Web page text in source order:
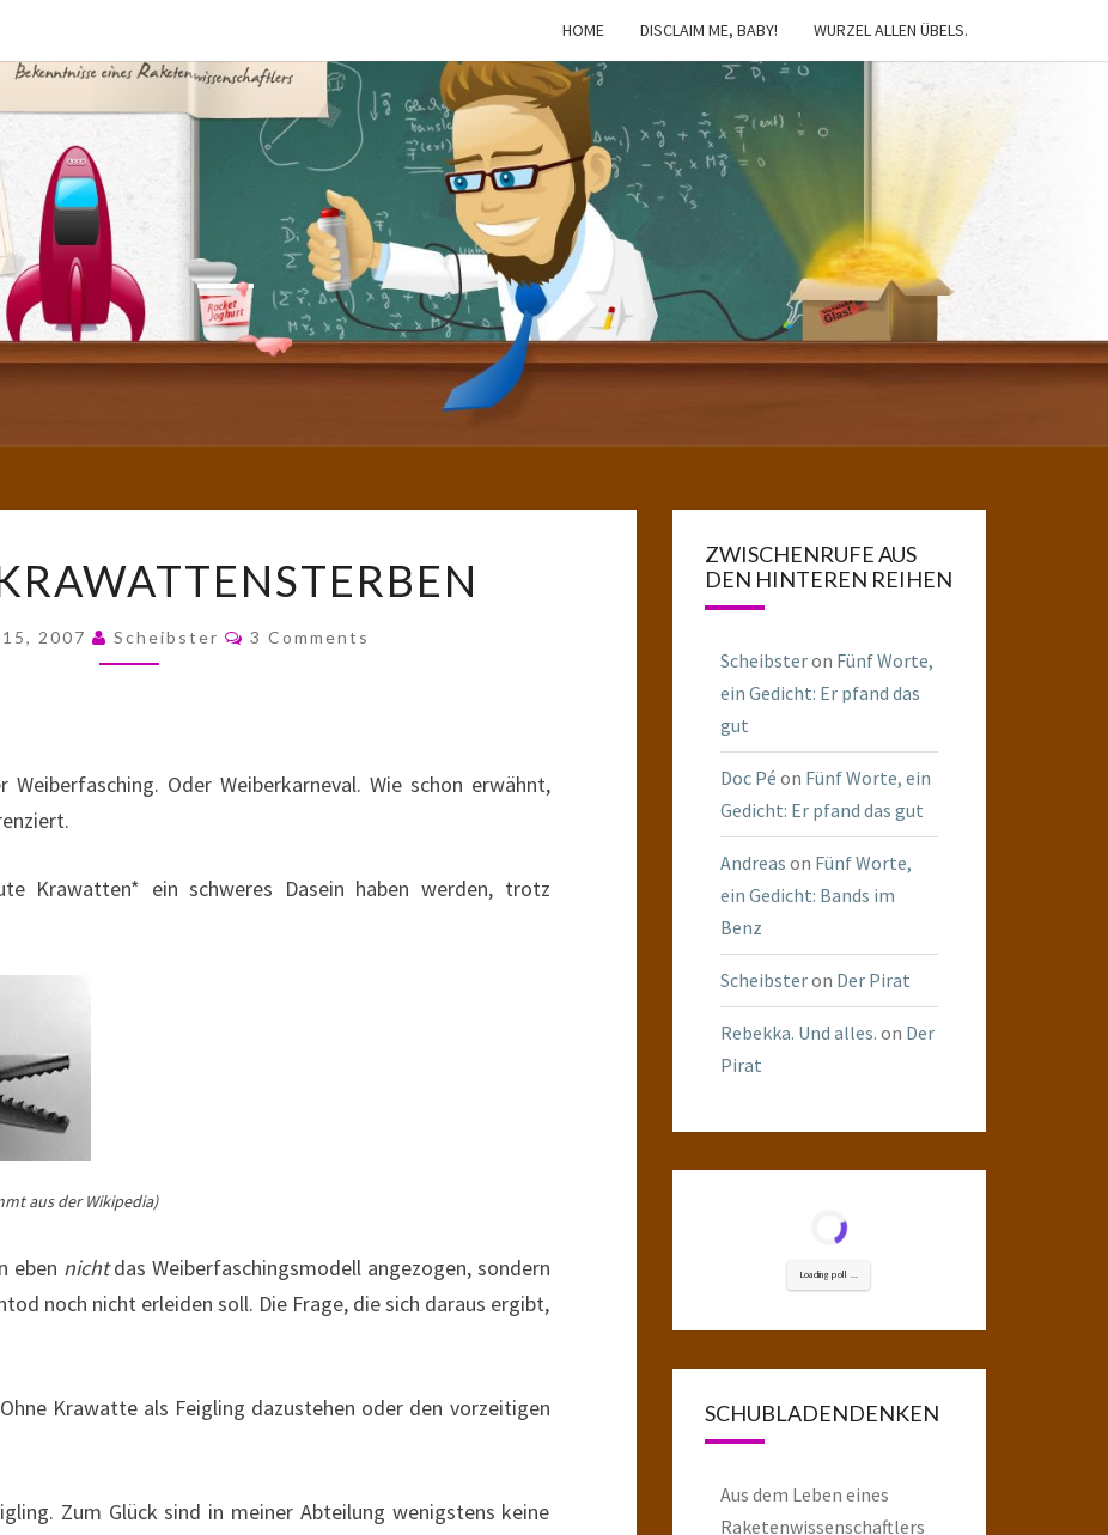
HOME DISCLAIM ME, BABY! WURZEL ALLEN ÜBELS.
SCHEIBSTER
Gutbürgerliche
Reime Und
Mehr! In
Blogform.
Total Old
School!
RAWATTENSTERBEN
15, 2007 Scheibster Comments
3 Comments
Oder Weiberkarneval. Wie schon erwähnt,
Krawatten* ein schweres Dasein haben werden, trotz
aus der Wikipedia)
eben nichtdas Weiberfaschingsmodell angezogen, sondern
noch nicht erleiden soll. Die Frage, die sich daraus ergibt,
Krawatte als Feigling dazustehen oder den vorzeitigen
Zum Glück sind in meiner Abteilung wenigstens keine
ZWISCHENRUFE AUS
DEN HINTEREN REIHEN
Scheibsteron Fünf Worte,
ein Gedicht: Er pfand das
gut
Doc Pé on Fünf Worte, ein
Gedicht: Er pfand das gut
Andreas on Fünf Worte,
ein Gedicht: Bands im
Benz
Scheibsteron Der Pirat
Rebekka. Und alles. on Der
Pirat
Loading poll ...
SCHUBLADENDENKEN
Aus dem Leben eines
Raketenwissenschaftlers